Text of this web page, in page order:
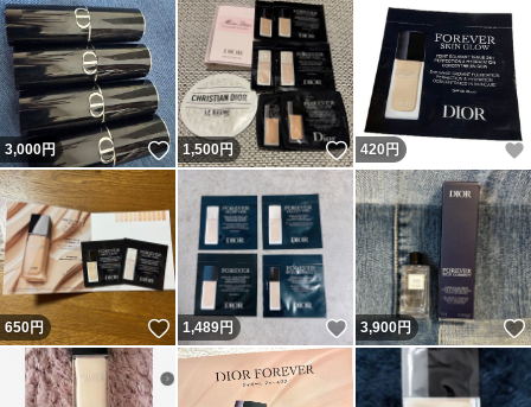
3,000円 いいね！
1,500円 いいね！
420 円
650円 いいね！
1,489円 いいね！
3,900円